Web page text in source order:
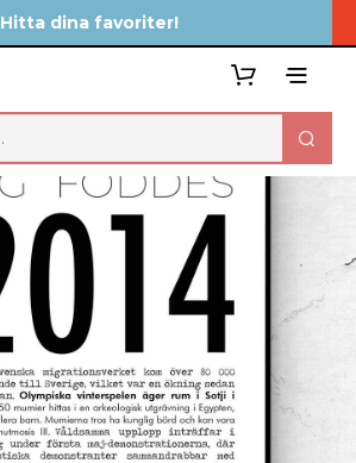
Hitta dina favoriter!